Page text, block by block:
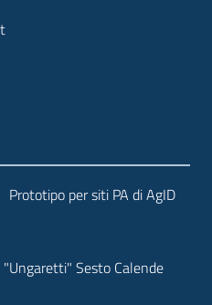
Prototipo per siti PA di AgID
Sesto Calende